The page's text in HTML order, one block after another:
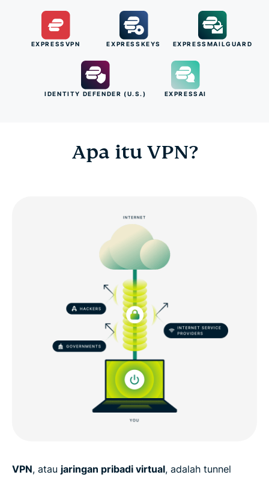
EXPRESSVPN EXPRESSKEYS EXPRESSMAILGUARD
IDENTITY DEFENDER (U.S.) EXPRESSAI
Apa itu VPN?
VPN, atau jaringan pribadi virtual, adalah tunnel